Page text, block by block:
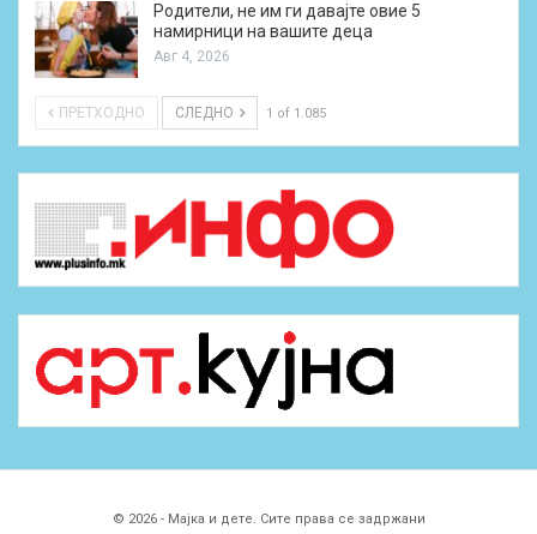
Родители, не им ги давајте овие 5
намирници на вашите деца
Авг 4, 2026
ПРЕТХОДНО СЛЕДНО 1 of 1.085
© 2026 - Мајка и дете. Сите права се задржани